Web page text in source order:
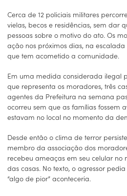
Cerca de 12 policiais militares
vielas, becos e residências, sem dar
pessoas sobre o motivo do ato. Os
ação nos próximos dias, na
que tem acometido a comunidade.
Em uma medida considerada ilegal
que representa os moradores, três
agentes da Prefeitura na semana
ocorreu sem que as famílias fossem
estavam no local no momento da
Desde então o clima de terror
membro da associação dos
recebeu ameaças em seu celular
das casas. No texto, o agressor
“algo de pior” aconteceria.